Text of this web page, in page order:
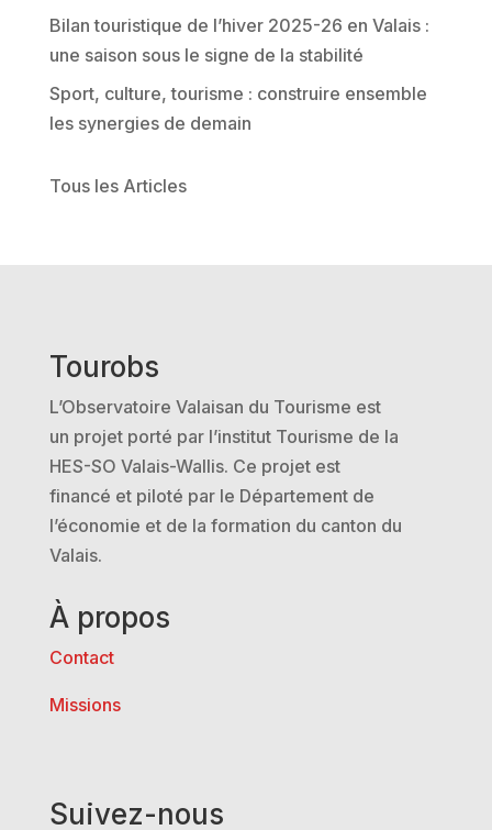
e
Bilan touristique de l’hiver 2025-26 en Valais :
une saison sous le signe de la stabilité
Sport, culture, tourisme : construire ensemble
les synergies de demain
Tous les Articles
Tourobs
L’Observatoire Valaisan du Tourisme est
un projet porté par l’institut Tourisme de la
HES-SO Valais-Wallis. Ce projet est
financé et piloté par le Département de
l’économie et de la formation du canton du
Valais.
À propos
Contact
Missions
Suivez-nous